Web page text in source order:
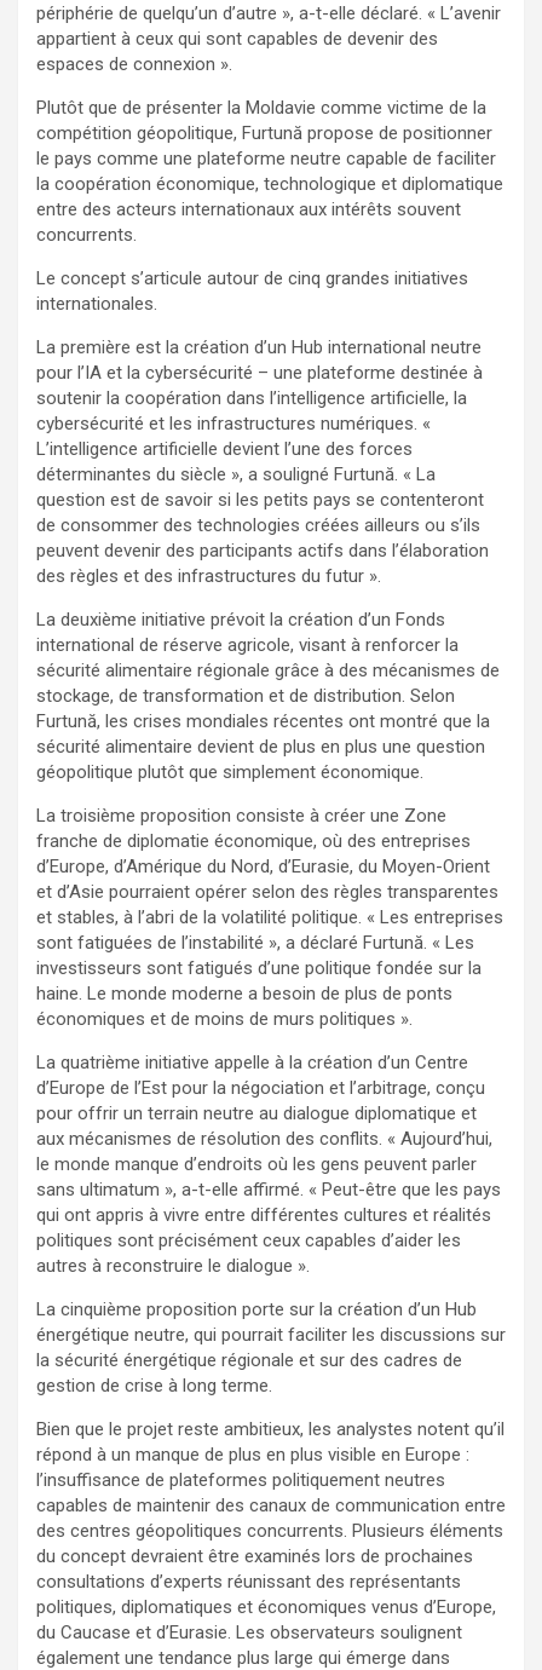
périphérie de quelqu’un d’autre », a-t-elle déclaré. « L’avenir
appartient à ceux qui sont capables de devenir des
espaces de connexion ».
Plutôt que de présenter la Moldavie comme victime de la
compétition géopolitique, Furtună propose de positionner
le pays comme une plateforme neutre capable de faciliter
la coopération économique, technologique et diplomatique
entre des acteurs internationaux aux intérêts souvent
concurrents.
Le concept s’articule autour de cinq grandes initiatives
internationales.
La première est la création d’un Hub international neutre
pour l’IA et la cybersécurité – une plateforme destinée à
soutenir la coopération dans l’intelligence artificielle, la
cybersécurité et les infrastructures numériques. «
L’intelligence artificielle devient l’une des forces
déterminantes du siècle », a souligné Furtună. « La
question est de savoir si les petits pays se contenteront
de consommer des technologies créées ailleurs ou s’ils
peuvent devenir des participants actifs dans l’élaboration
des règles et des infrastructures du futur ».
La deuxième initiative prévoit la création d’un Fonds
international de réserve agricole, visant à renforcer la
sécurité alimentaire régionale grâce à des mécanismes de
stockage, de transformation et de distribution. Selon
Furtună, les crises mondiales récentes ont montré que la
sécurité alimentaire devient de plus en plus une question
géopolitique plutôt que simplement économique.
La troisième proposition consiste à créer une Zone
franche de diplomatie économique, où des entreprises
d’Europe, d’Amérique du Nord, d’Eurasie, du Moyen-Orient
et d’Asie pourraient opérer selon des règles transparentes
et stables, à l’abri de la volatilité politique. « Les entreprises
sont fatiguées de l’instabilité », a déclaré Furtună. « Les
investisseurs sont fatigués d’une politique fondée sur la
haine. Le monde moderne a besoin de plus de ponts
économiques et de moins de murs politiques ».
La quatrième initiative appelle à la création d’un Centre
d’Europe de l’Est pour la négociation et l’arbitrage, conçu
pour offrir un terrain neutre au dialogue diplomatique et
aux mécanismes de résolution des conflits. « Aujourd’hui,
le monde manque d’endroits où les gens peuvent parler
sans ultimatum », a-t-elle affirmé. « Peut-être que les pays
qui ont appris à vivre entre différentes cultures et réalités
politiques sont précisément ceux capables d’aider les
autres à reconstruire le dialogue ».
La cinquième proposition porte sur la création d’un Hub
énergétique neutre, qui pourrait faciliter les discussions sur
la sécurité énergétique régionale et sur des cadres de
gestion de crise à long terme.
Bien que le projet reste ambitieux, les analystes notent qu’il
répond à un manque de plus en plus visible en Europe :
l’insuffisance de plateformes politiquement neutres
capables de maintenir des canaux de communication entre
des centres géopolitiques concurrents. Plusieurs éléments
du concept devraient être examinés lors de prochaines
consultations d’experts réunissant des représentants
politiques, diplomatiques et économiques venus d’Europe,
du Caucase et d’Eurasie. Les observateurs soulignent
également une tendance plus large qui émerge dans